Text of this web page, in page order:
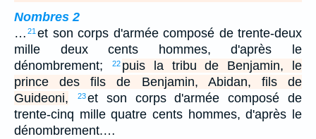
Nombres 2
… 21 et son corps d'armée composé de trente-deux
mille deux cents hommes, d'après le
dénombrement;
22 puis la tribu de Benjamin, le
prince des fils de Benjamin, Abidan, fils de
Guideoni,
23et son corps d'armée composé de
trente-cinq mille quatre cents hommes, d'après le
dénombrement.…